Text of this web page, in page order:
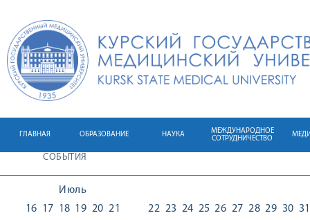
ГЛАВНАЯ ОБРАЗОВАНИЕ НАУКА
МЕЖДУНАРОДНОЕ
СОТРУДНИЧЕСТВО
СОБЫТИЯ
Июль
16 17 18 19 20 21
22 23 24 25 26 27 28 29 30 31